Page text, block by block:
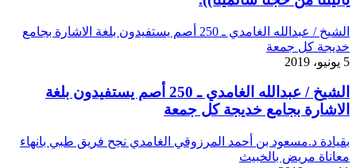
الشيخ / عبدالله الغامدي ـ 250 أصم يستفيدون بلغة الاشارة بجامع
خديجة كل جمعة
5 يونيو، 2019
الشيخ / عبدالله الغامدي ـ 250 أصم يستفيدون بلغة
الاشارة بجامع خديجة كل جمعة
بقيادة د.مسعود بن أحمد المرزوقي الغامدي نجح فريق طبي بانهاء
معاناة مريض بالخبيث